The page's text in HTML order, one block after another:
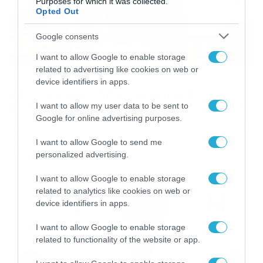
Opted Out
Google consents
I want to allow Google to enable storage
related to advertising like cookies on web or
device identifiers in apps.
I want to allow my user data to be sent to
Google for online advertising purposes.
I want to allow Google to send me
personalized advertising.
I want to allow Google to enable storage
related to analytics like cookies on web or
device identifiers in apps.
I want to allow Google to enable storage
related to functionality of the website or app.
26/03/2015 13:08
Βάντερσον
Η ατυχία χτύπησε την πόρτα του Απόλλωνα Σμύρνης και
συγκεκριμένα έδειξε τα… δόντια της στον Κόστα Βιάνα
Βάντερσον. Κατά τη διάρκεια του χθεσινού (25/3)
φιλικού της «Ελαφράς Ταξιαρχίας» με την ομάδα Νέων,
ο Βραζιλιάνος άσος των «κυανόλευκων» αισθάνθηκε
ενοχλήσεις με αποτέλεσμα να περάσει εκτός
αγωνιστικού χώρου. Σύμφωνα με τις πρώτες
εκτιμήσεις, ο Βάντερσον έχει υποστεί […]